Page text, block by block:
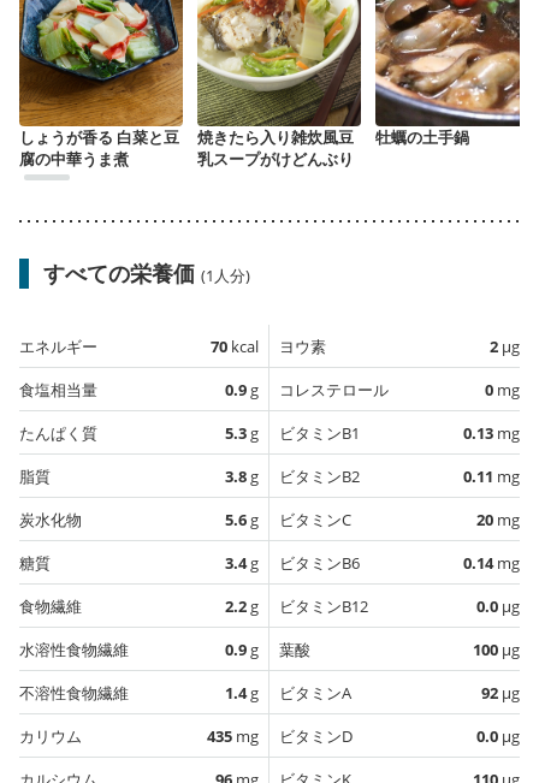
しょうが香る 白菜と豆
腐の中華うま煮
焼きたら入り雑炊風豆
乳スープがけどんぶり
牡蠣の土手鍋
すべての栄養価 (1人分)
エネルギー 70 kcal
食塩相当量
0.9g
たんぱく質
5.3g
脂質
3.8g
炭水化物
5.6g
糖質
3.4g
食物繊維
2.2g
水溶性食物繊維
0.9g
不溶性食物繊維
1.4g
カリウム
435 mg
ヨウ素 2 µg
コレステロール
0 mg
ビタミンB1
0.13 mg
ビタミンB2
0.11 mg
ビタミンC
20 mg
ビタミンB6
0.14mg
ビタミンB12
0.0 µg
葉酸
100 µg
ビタミンA
92 µg
ビタミンD
0.0 µg